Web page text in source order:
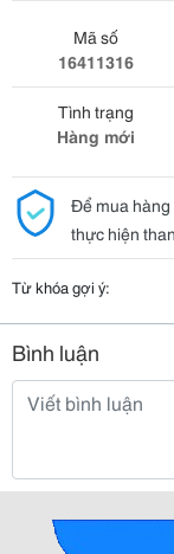
Mã số
16411316
Tình trạng
Hàng mới
Để mua hàng
thực hiện
Từ khóa gợi ý:
Bình luận